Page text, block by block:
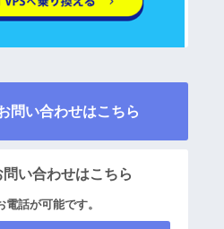
問い合わせはこちら
い合わせはこちら
電話が可能です。